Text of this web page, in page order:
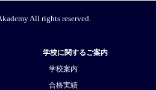
All rights reserved.
学校に関するご案内
学校案内
合格実績